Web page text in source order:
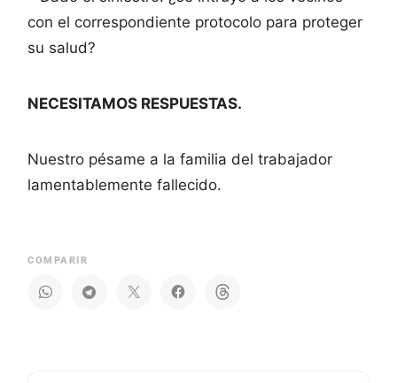
con el correspondiente protocolo para proteger
su salud?
NECESITAMOS RESPUESTAS.
Nuestro pésame a la familia del trabajador
lamentablemente fallecido.
COMPARIR